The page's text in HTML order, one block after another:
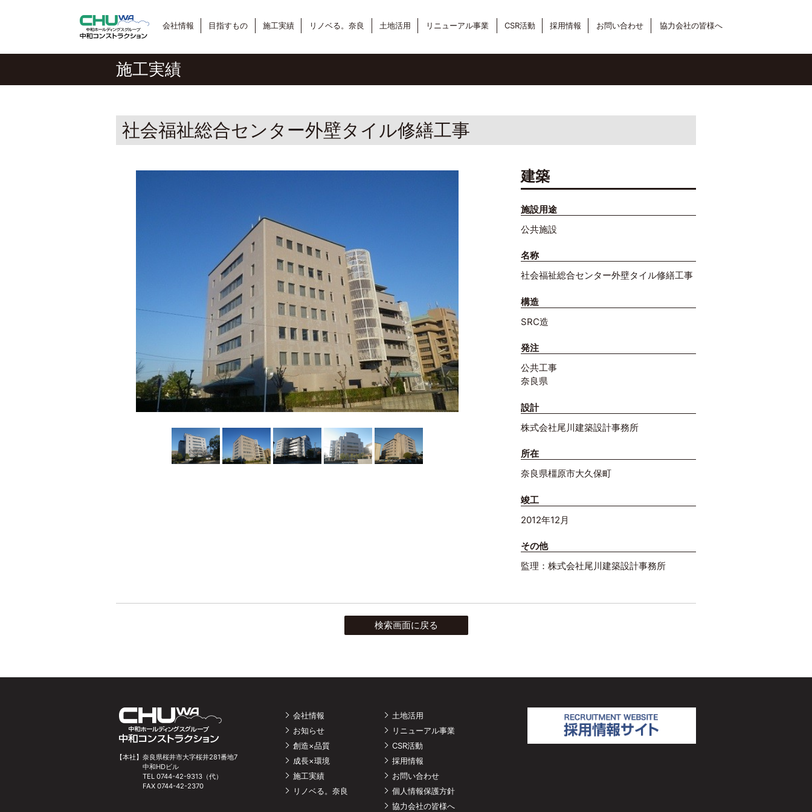
会社情報 目指すもの 施工実績 リノベる。奈良 土地活用 リニューアル事業 CSR活動 採用情報 お問い合わせ 協力会社の皆様へ
施工実績
社会福祉総合センター外壁タイル修繕工事
建築
施設用途
公共施設
名称
社会福祉総合センター外壁タイル修繕工事
構造
SRC造
発注
公共工事
奈良県
設計
株式会社尾川建築設計事務所
所在
奈良県橿原市大久保町
竣工
2012年12月
その他
監理：株式会社尾川建築設計事務所
検索画面に戻る
【本社】 奈良県桜井市大字桜井281番地7
中和HDビル
TEL 0744-42-9313（代）
FAX 0744-42-2370
会社情報
お知らせ
創造×品質
成長×環境
施工実績
リノベる。奈良
土地活用
リニューアル事業
CSR活動
採用情報
お問い合わせ
個人情報保護方針
協力会社の皆様へ